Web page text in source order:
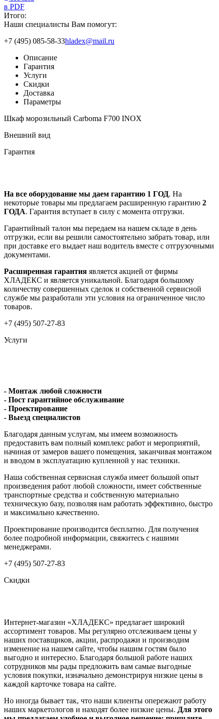
в PDF
Итого:
Наши специалисты Вам помогут:
+7 (495) 085-58-33hladex@mail.ru
Описание
Гарантия
Услуги
Скидки
Доставка
Параметры
Шкаф морозильный Carboma F700 INOX
Внешний вид
Гарантия
На все оборудование мы даем гарантию 1 ГОД. На
некоторые товары мы предлагаем расширенную гарантию 2
ГОДА. Гарантия вступает в силу с момента отгрузки.
Гарантийный талон мы передаем на нашем складе в день
отгрузки, если вы решили самостоятельно забрать товар, или
при доставке его выдает наш водитель вместе с отгрузочными
документами.
Расширенная гарантия является акцией от фирмы
ХЛАДЕКС и является уникальной. Благодаря большому
количеству совершенных сделок и собственной сервисной
службе мы разработали эти условия на ограниченное число
товаров.
+7 (495) 507-27-83
Услуги
- Монтаж любой сложности
- Пост гарантийное обслуживание
- Проектирование
- Выезд специалистов
Благодаря данным услугам, мы имеем возможность
предоставить вам полный комплекс работ и мероприятий,
начиная от замеров вашего помещения, заканчивая монтажом
и вводом в эксплуатацию купленной у нас техники.
Наша собственная сервисная служба имеет большой опыт
произведения работ любой сложности, имеет собственные
транспортные средства и собственную материально
техническую базу, позволяя нам работать эффективно, быстро
и максимально качественно.
Проектирование производится бесплатно. Для получения
более подробной информации, свяжитесь с нашими
менеджерами.
+7 (495) 507-27-83
Скидки
Интернет-магазин «ХЛАДЕКС» предлагает широкий
ассортимент товаров. Мы регулярно отслеживаем цены у
наших поставщиков, акции, распродажи и производим
изменение на нашем сайте, чтобы нашим гостям было
выгодно и интересно. Благодаря большой работе наших
сотрудников мы рады предложить вам самые выгодные
условия покупки, изначально демонстрируя низкие цены в
каждой карточке товара на сайте.
Но иногда бывает так, что наши клиенты опережают работу
наших маркетологов и находят более низкие цены. Для этого